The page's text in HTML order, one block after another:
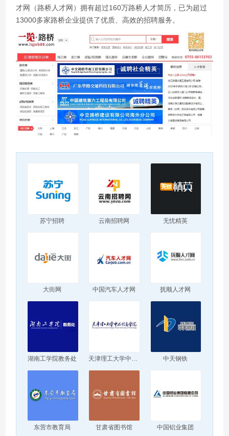
才网（路桥人才网）拥有超过160万路桥人才简历，已为超过
13000多家路桥企业提供了优质、高效的招聘服务。
苏宁招聘 云南招聘网 无忧精英
大街网 中国汽车人才网 抚顺人才网
湖南工学院教务处 天津理工大学中环信息学院 中天钢铁
东营市教育局 甘肃省图书馆 中国铝业集团